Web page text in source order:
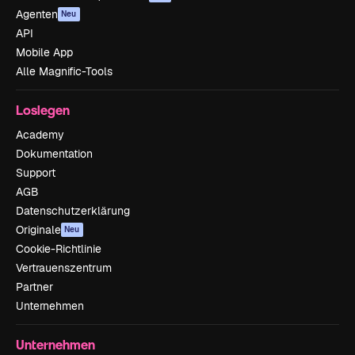
Agenten Neu
API
Mobile App
Alle Magnific-Tools
Loslegen
Academy
Dokumentation
Support
AGB
Datenschutzerklärung
Originale Neu
Cookie-Richtlinie
Vertrauenszentrum
Partner
Unternehmen
Unternehmen